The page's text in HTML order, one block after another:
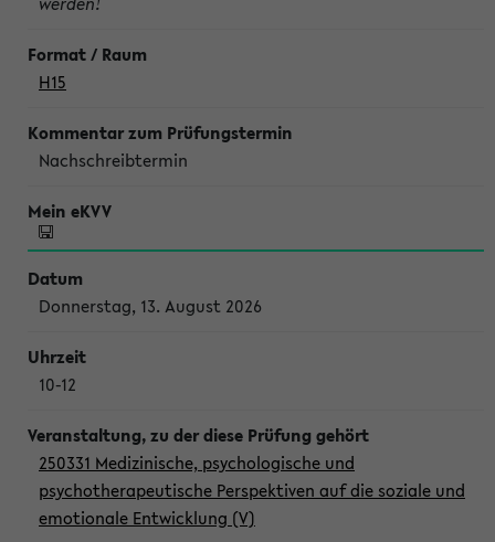
H15
Nachschreibtermin
Donnerstag, 13. August 2026
10-12
250331 Medizinische, psychologische und
psychotherapeutische Perspektiven auf die soziale und
emotionale Entwicklung (V)